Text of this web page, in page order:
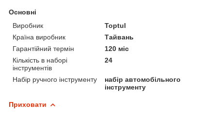
Основні
Виробник
Toptul
Країна виробник
Тайвань
Гарантійний термін
120 міс
Кількість в наборі
інструментів
24
Набір ручного інструменту
набір автомобільного
інструменту
Приховати